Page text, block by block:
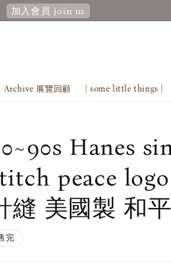
展覽回顧 | some little things |
Hanes
peace
縫 美國製 和
完